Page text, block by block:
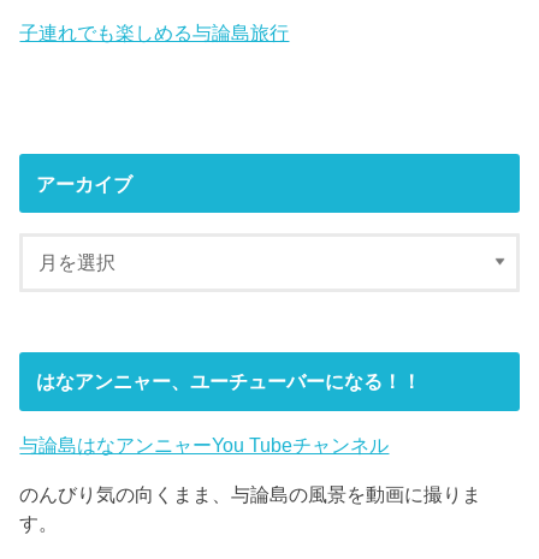
子連れでも楽しめる与論島旅行
アーカイブ
はなアンニャー、ユーチューバーになる！！
与論島はなアンニャーYou Tubeチャンネル
のんびり気の向くまま、与論島の風景を動画に撮りま
す。